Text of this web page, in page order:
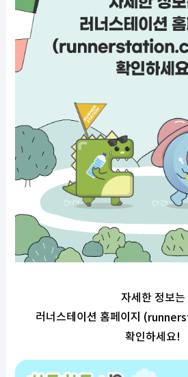
자세한 정보는
러너스테이션 홈페이지 (
확인하세요!